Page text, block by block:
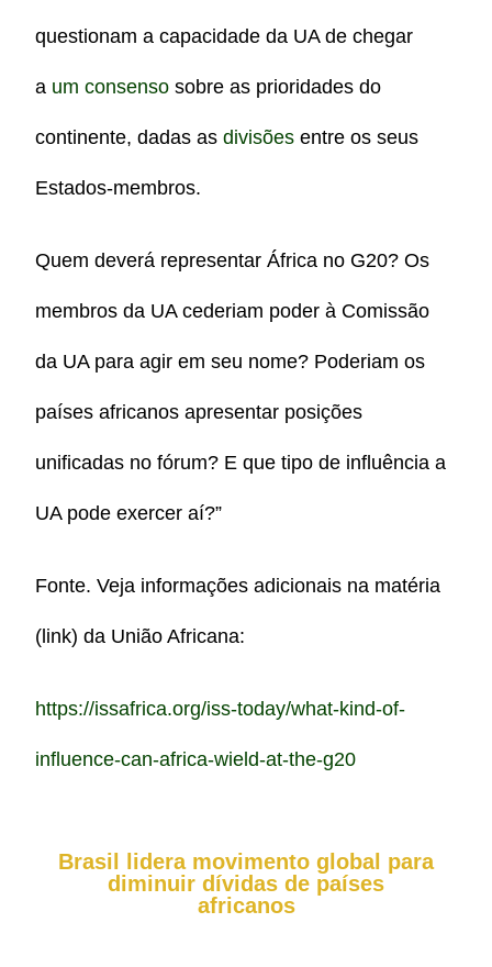
questionam a capacidade da UA de chegar
a um consenso sobre as prioridades do
continente, dadas asdivisões entre os seus
Estados-membros.
Quem deverá representar África no G20? Os
membros da UA cederiam poder à Comissão
da UA para agir em seu nome? Poderiam os
países africanos apresentar posições
unificadas no fórum? E que tipo de influência a
UA pode exercer aí?”
Fonte. Veja informações adicionais na matéria
(link) da União Africana:
https://issafrica.org/iss-today/what-kind-of-
influence-can-africa-wield-at-the-g20
Brasil lidera movimento global para
diminuir dívidas de países
africanos